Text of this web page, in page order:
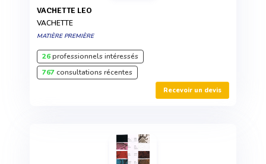
VACHETTE LEO
VACHETTE
MATIÈRE PREMIÈRE
26professionnels intéressés
767consultations récentes
Recevoir un devis